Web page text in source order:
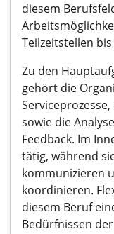
diesem
Teilzeitstellen
Zu den
gehört die
sowie die
Feedback. Im
tätig, während
kommunizieren
koordinieren.
diesem Beruf
Bedürfnissen